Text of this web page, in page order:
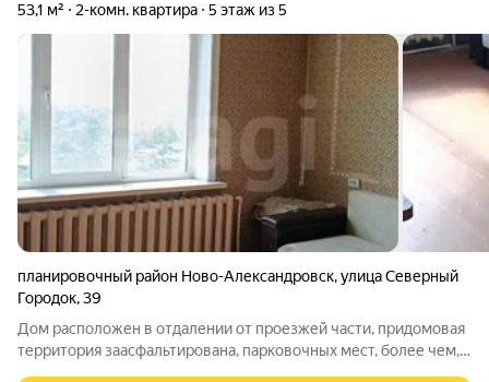
53,1 м² 2-комн. квартира 5 этаж из 5
планировочный район Ново-Александровск,улица Северный
Городок,39
Дом расположен в отдалении от проезжей части, придомовая
территория заасфальтирована, парковочных мест, более чем,